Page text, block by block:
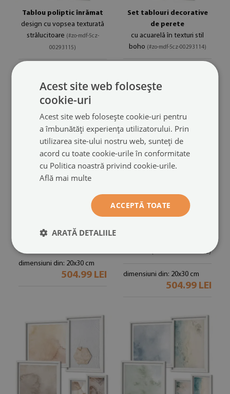
Tablou poliptic înrămat
design cu vopsea texturată
strălucitoare (#zo-mdf-5cz-
00293115)
504.99 LEI
Set tablouri decorative
de perete
cu acuarelă în texturi stil
boho (#zo-mdf-5cz-00293114)
tablou poliptic înrămat(#zo-
dimensiuni din: 20x30 cm
504.99 LEI
Set de tablouri
acuarelă (#zo-mdf-5cz-00293112)
dimensiuni din: 20x30 cm
504.99 LEI
Acest site web folosește
cookie-uri
Acest site web folosește cookie-uri pentru
a îmbunătăți experiența utilizatorului. Prin
utilizarea site-ului nostru web, sunteți de
acord cu toate cookie-urile în conformitate
cu Politica noastră privind cookie-urile.
Află mai multe
ACCEPTĂ TOATE
ARATĂ DETALIILE